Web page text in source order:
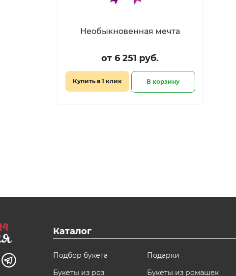
Необыкновенная мечта
от 6 251 руб.
Купить в 1 клик В корзину
Каталог
Подбор букета
Букеты из роз
Подарки
Букеты из ромашек